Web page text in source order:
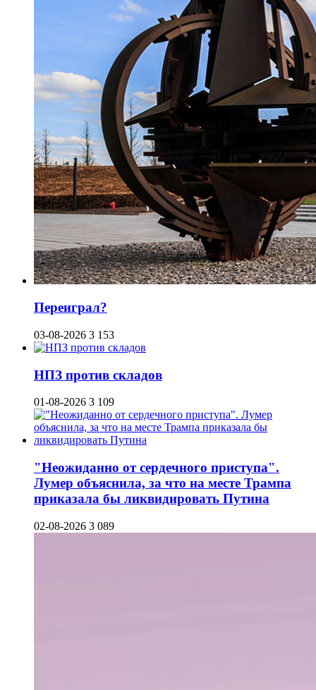
Переиграл?
03-08-2026 3 153
НПЗ против складов
01-08-2026 3 109
"Неожиданно от сердечного приступа".
Лумер объяснила, за что на месте Трампа
приказала бы ликвидировать Путина
02-08-2026 3 089